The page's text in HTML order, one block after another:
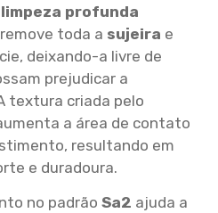
limpeza profunda
toda a sujeira e
deixando-a livre de
prejudicar a
textura criada pelo
a área de contato
resultando em
e duradoura.
no padrão Sa2 ajuda a